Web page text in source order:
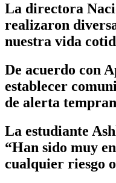
La directora
realizaron
nuestra vida
De acuerdo con
establecer
de alerta
La estudiante
“Han sido muy
cualquier riesgo